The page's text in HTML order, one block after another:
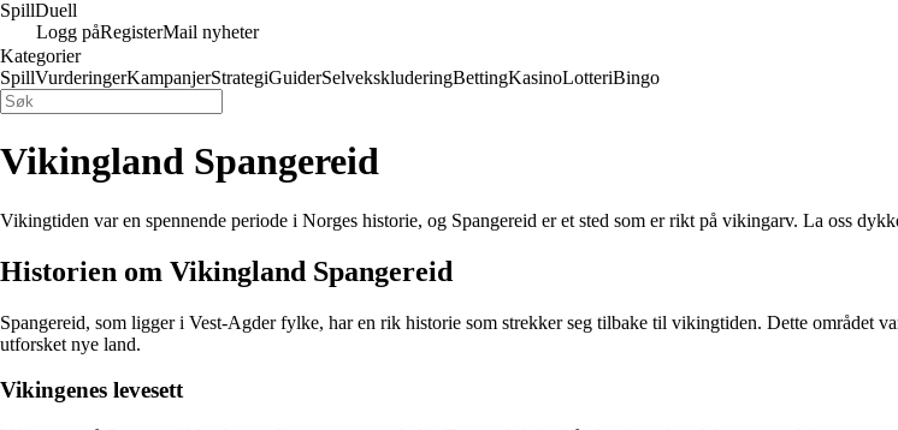
SpillDuell
Logg påRegisterMail nyheter
Kategorier
SpillVurderingerKampanjerStrategiGuiderSelvekskluderingBettingKasinoLotteriBingo
Vikingland Spangereid
Vikingtiden var en spennende periode i Norges historie, og Spangereid er et sted som er rikt på vikingarv. La oss
Historien om Vikingland Spangereid
Spangereid, som ligger i Vest-Agder fylke, har en rik historie som strekker seg tilbake til vikingtiden. Dette området
utforsket nye land.
Vikingenes levesett